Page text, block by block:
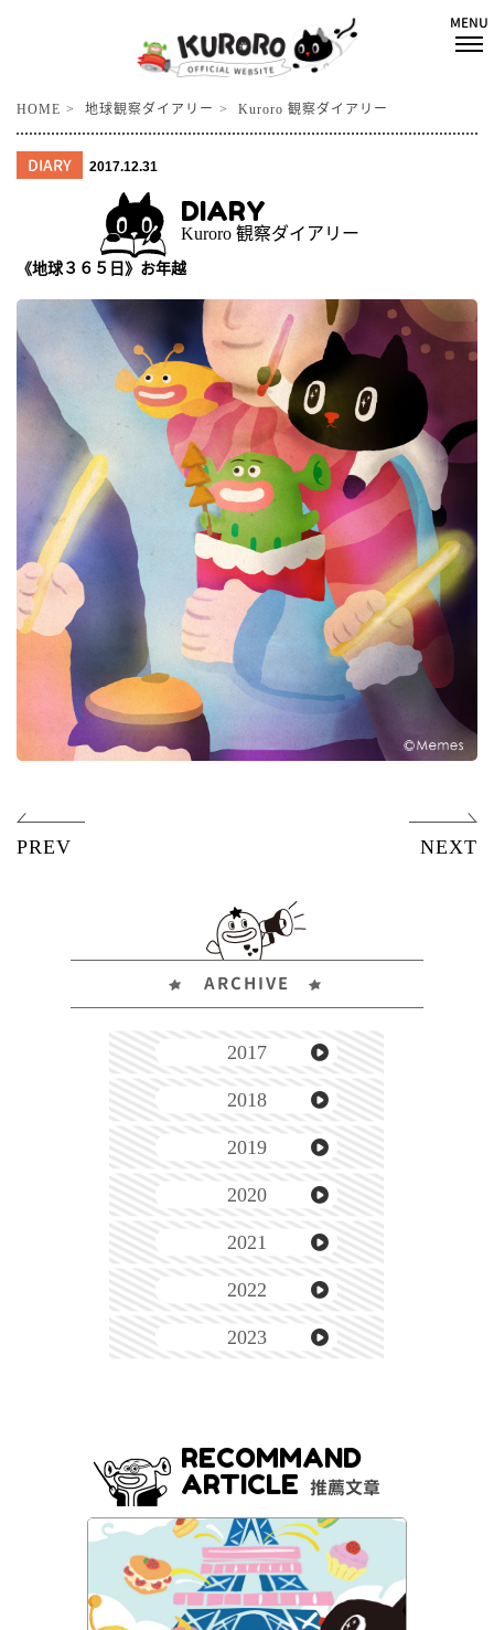
HOME 地球観察ダイアリー Kuroro 観察ダイアリー
DIARY 2017.12.31
DIARY
Kuroro 観察ダイアリー
《地球３６５日》お年越
ARCHIVE
2017
2018
2019
2020
2021
2022
2023
RECOMMAND
ARTICLE 推薦文章